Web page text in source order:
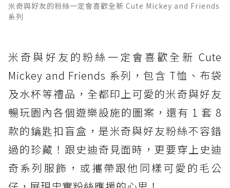
米奇與好友的粉絲一定會喜歡全新 Cute Mickey and Friends
系列
米奇與好友的粉絲一定會喜歡全新 Cute
Mickey and Friends 系列，包含 T恤、布袋
及水杯等禮品，全都印上可愛的米奇與好友
暢玩園內各個遊樂設施的圖案，還有 1 套 8
款的鑰匙扣盲盒，是米奇與好友粉絲不容錯
過的珍藏！跟史迪奇見面時，更要穿上史迪
奇系列服飾，或攜帶跟他同樣可愛的毛公